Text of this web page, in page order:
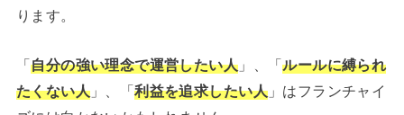
ります。
「自分の強い理念で運営したい人 」、「ルールに縛られ
たくない人」、「利益を追求したい人」はフランチャイ